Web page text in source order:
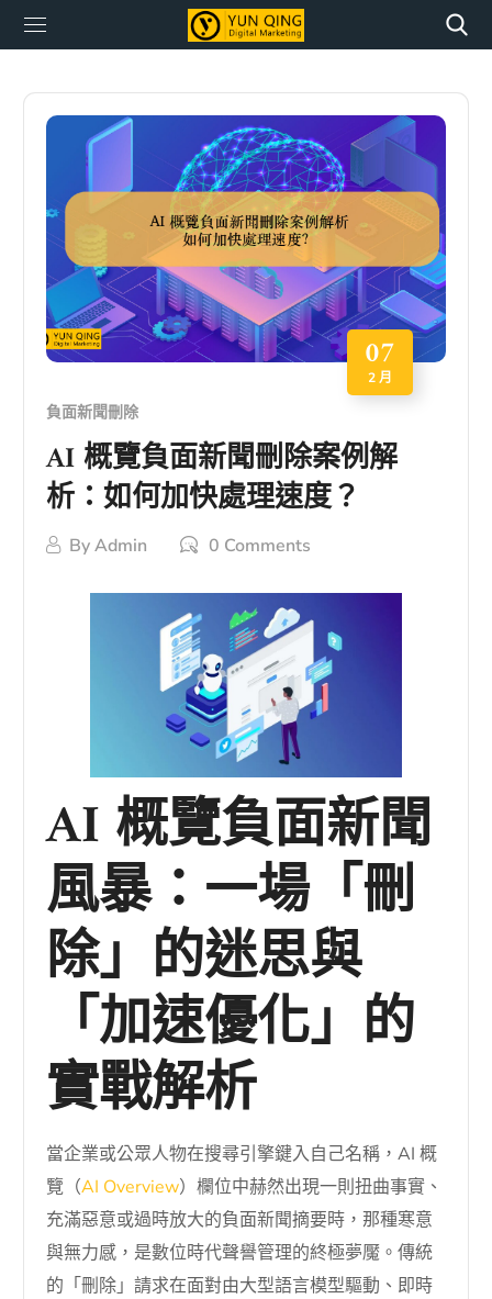
07
2 月
負面新聞刪除
AI 概覽負面新聞刪除案例解
析：如何加快處理速度？
ByAdmin 0 Comments
AI 概覽負面新聞
風暴：一場「刪
除」的迷思與
「加速優化」的
實戰解析
當企業或公眾人物在搜尋引擎鍵入自己名稱，AI 概
覽（AI Overview）欄位中赫然出現一則扭曲事實、
充滿惡意或過時放大的負面新聞摘要時，那種寒意
與無力感，是數位時代聲譽管理的終極夢魘。傳統
的「刪除」請求在面對由大型語言模型驅動、即時